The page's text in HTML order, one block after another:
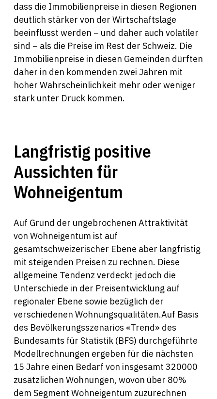
dass die Immobilienpreise in diesen Regionen
deutlich stärker von der Wirtschaftslage
beeinflusst werden – und daher auch volatiler
sind – als die Preise im Rest der Schweiz. Die
Immobilienpreise in diesen Gemeinden dürften
daher in den kommenden zwei Jahren mit
hoher Wahrscheinlichkeit mehr oder weniger
stark unter Druck kommen.
Langfristig positive
Aussichten für
Wohneigentum
Auf Grund der ungebrochenen Attraktivität
von Wohneigentum ist auf
gesamtschweizerischer Ebene aber langfristig
mit steigenden Preisen zu rechnen. Diese
allgemeine Tendenz verdeckt jedoch die
Unterschiede in der Preisentwicklung auf
regionaler Ebene sowie bezüglich der
verschiedenen Wohnungsqualitäten.Auf Basis
des Bevölkerungsszenarios «Trend» des
Bundesamts für Statistik (BFS) durchgeführte
Modellrechnungen ergeben für die nächsten
15 Jahre einen Bedarf von insgesamt 320000
zusätzlichen Wohnungen, wovon über 80%
dem Segment Wohneigentum zuzurechnen